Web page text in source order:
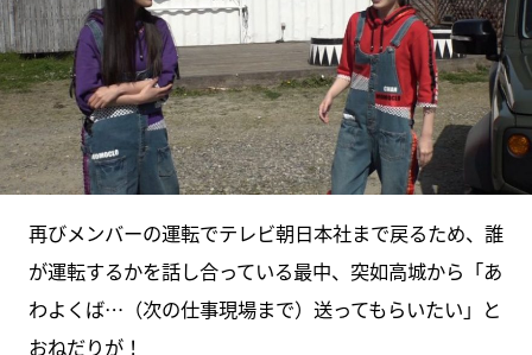
再びメンバーの運転でテレビ朝日本社まで戻るため、誰
が運転するかを話し合っている最中、突如高城から「あ
わよくば…（次の仕事現場まで）送ってもらいたい」と
おねだりが！